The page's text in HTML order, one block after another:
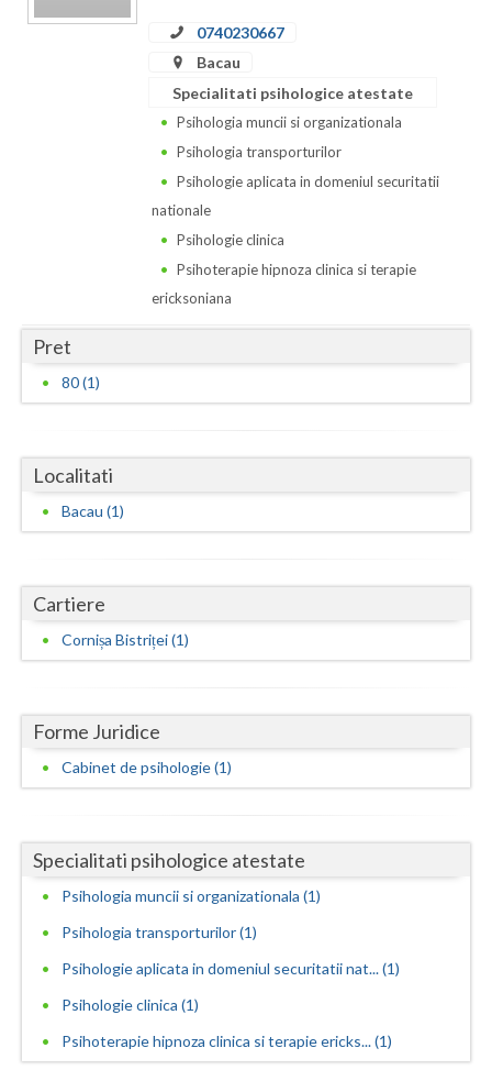
Constanta
Harghita
Hunedoara
Iasi
Mehedinti
Mures
Olt
Prahova
Satu-Mare
Sibiu
Suceava
0740230667
Bacau
Specialitati psihologice atestate
Psihologia muncii si organizationala
Psihologia transporturilor
Psihologie aplicata in domeniul securitatii
nationale
Psihologie clinica
Psihoterapie hipnoza clinica si terapie
ericksoniana
Pret
80 (1)
Localitati
Bacau (1)
Cartiere
Cornișa Bistriței (1)
Forme Juridice
Cabinet de psihologie (1)
Specialitati psihologice atestate
Psihologia muncii si organizationala (1)
Psihologia transporturilor (1)
Psihologie aplicata in domeniul securitatii nat... (1)
Psihologie clinica (1)
Psihoterapie hipnoza clinica si terapie ericks... (1)